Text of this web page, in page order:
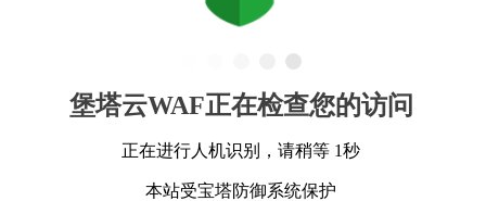
堡塔云WAF正在检查您的访问
正在进行人机识别，请稍等 1秒
本站受宝塔防御系统保护